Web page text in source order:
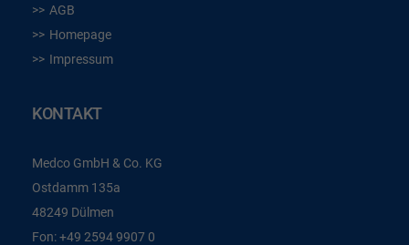
AGB
Homepage
Impressum
KONTAKT
Medco GmbH & Co. KG
Ostdamm 135a
48249 Dülmen
Fon:+49 2594 9907 0